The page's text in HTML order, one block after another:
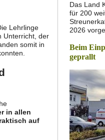
Lehrlinge
Unterricht, der
somit in
in allen
auf
Das Land
für 200
2026
Beim
geprallt